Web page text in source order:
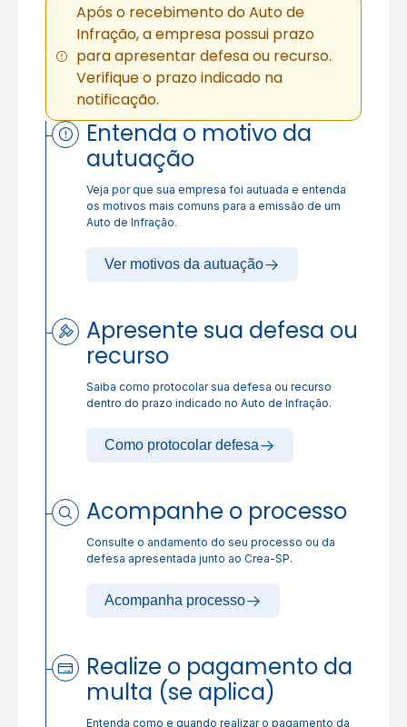
Após o recebimento do Auto de
Infração, a empresa possui prazo
para apresentar defesa ou recurso.
Verifique o prazo indicado na
notificação.
Entenda o motivo da
autuação
Veja por que sua empresa foi autuada e entenda
os motivos mais comuns para a emissão de um
Auto de Infração.
Ver motivos da autuação
Apresente sua defesa ou
recurso
Saiba como protocolar sua defesa ou recurso
dentro do prazo indicado no Auto de Infração.
Como protocolar defesa
Acompanhe o processo
Consulte o andamento do seu processo ou da
defesa apresentada junto ao Crea-SP.
Acompanha processo
Realize o pagamento da
multa (se aplica)
Entenda como e quando realizar o pagamento da